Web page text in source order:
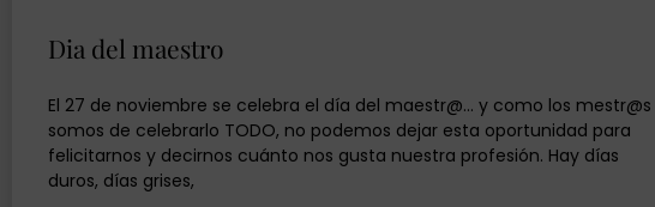
Dia del maestro
El 27 de noviembre se celebra el día del maestr@… y como los mestr@s
somos de celebrarlo TODO, no podemos dejar esta oportunidad para
felicitarnos y decirnos cuánto nos gusta nuestra profesión. Hay días
duros, días grises,